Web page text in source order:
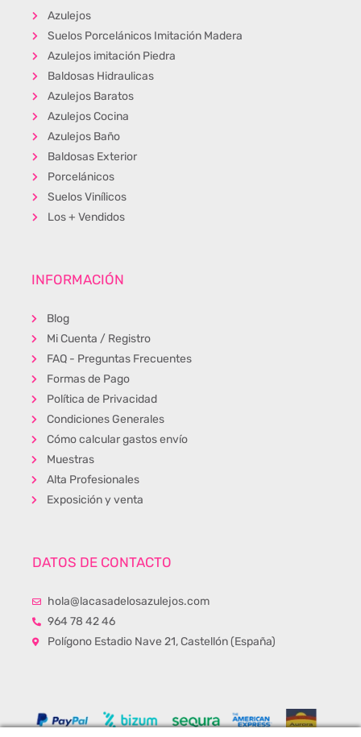
Azulejos
Suelos Porcelánicos Imitación Madera
Azulejos imitación Piedra
Baldosas Hidraulicas
Azulejos Baratos
Azulejos Cocina
Azulejos Baño
Baldosas Exterior
Porcelánicos
Suelos Vinílicos
Los + Vendidos
INFORMACIÓN
Blog
Mi Cuenta / Registro
FAQ - Preguntas Frecuentes
Formas de Pago
Política de Privacidad
Condiciones Generales
Cómo calcular gastos envío
Muestras
Alta Profesionales
Exposición y venta
DATOS DE CONTACTO
hola@lacasadelosazulejos.com
964 78 42 46
Polígono Estadio Nave 21, Castellón (España)